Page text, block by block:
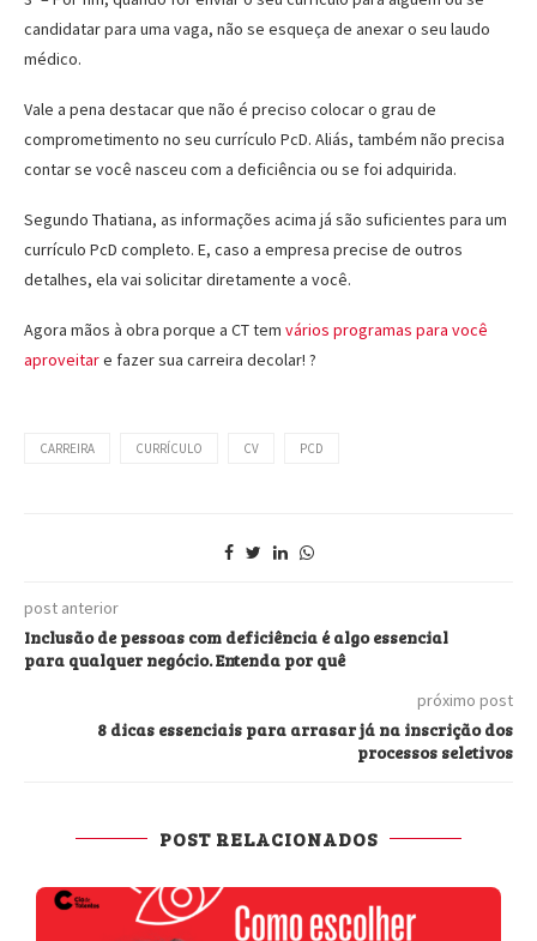
candidatar para uma vaga, não se esqueça de anexar o seu laudo
médico.
Vale a pena destacar que não é preciso colocar o grau de
comprometimento no seu currículo PcD. Aliás, também não precisa
contar se você nasceu com a deficiência ou se foi adquirida.
Segundo Thatiana, as informações acima já são suficientes para um
currículo PcD completo. E, caso a empresa precise de outros
detalhes, ela vai solicitar diretamente a você.
Agora mãos à obra porque a CT tem vários programas para você
aproveitare fazer sua carreira decolar! ?
CARREIRA CURRÍCULO CV PCD
post anterior
Inclusão de pessoas com deficiência é algo essencial
para qualquer negócio. Entenda por quê
próximo post
8 dicas essenciais para arrasar já na inscrição dos
processos seletivos
POST RELACIONADOS